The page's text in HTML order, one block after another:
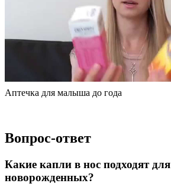
Аптечка для малыша до года
Вопрос-ответ
Какие капли в нос подходят для
новорожденных?